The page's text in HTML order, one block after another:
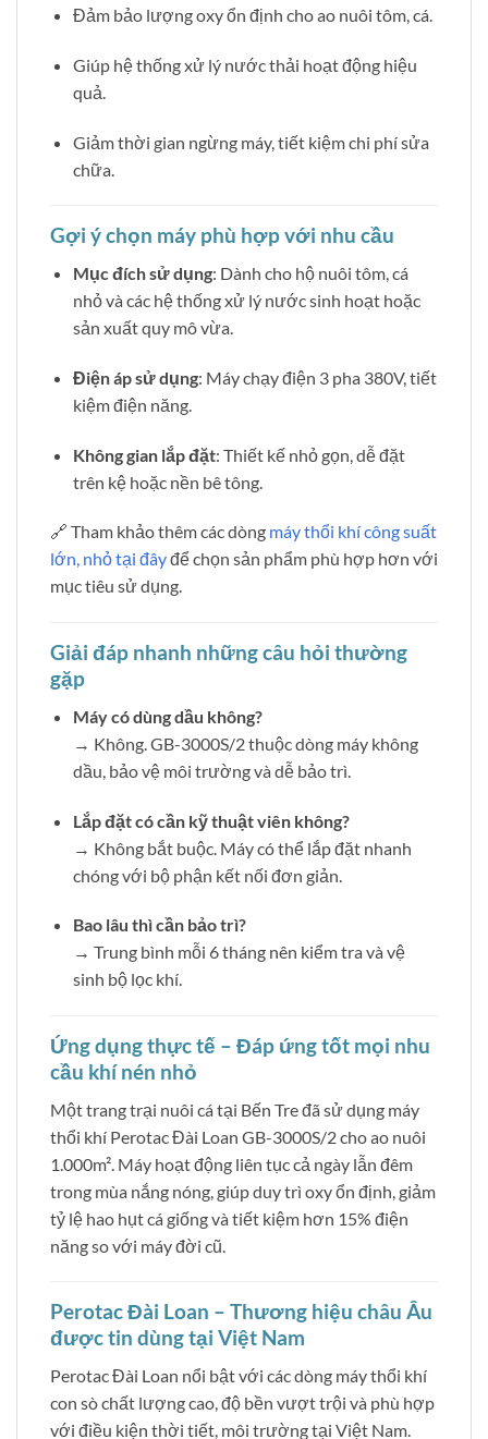
Đảm bảo lượng oxy ổn định cho ao nuôi tôm, cá.
Giúp hệ thống xử lý nước thải hoạt động hiệu
quả.
Giảm thời gian ngừng máy, tiết kiệm chi phí sửa
chữa.
Gợi ý chọn máy phù hợp với nhu cầu
Mục đích sử dụng: Dành cho hộ nuôi tôm, cá
nhỏ và các hệ thống xử lý nước sinh hoạt hoặc
sản xuất quy mô vừa.
Điện áp sử dụng: Máy chạy điện 3 pha 380V, tiết
kiệm điện năng.
Không gian lắp đặt: Thiết kế nhỏ gọn, dễ đặt
trên kệ hoặc nền bê tông.
🔗 Tham khảo thêm các dòng máy thổi khí công suất
lớn, nhỏ tại đâyđể chọn sản phẩm phù hợp hơn với
mục tiêu sử dụng.
Giải đáp nhanh những câu hỏi thường
gặp
Máy có dùng dầu không?
→ Không. GB-3000S/2 thuộc dòng máy không
dầu, bảo vệ môi trường và dễ bảo trì.
Lắp đặt có cần kỹ thuật viên không?
→ Không bắt buộc. Máy có thể lắp đặt nhanh
chóng với bộ phận kết nối đơn giản.
Bao lâu thì cần bảo trì?
→ Trung bình mỗi 6 tháng nên kiểm tra và vệ
sinh bộ lọc khí.
Ứng dụng thực tế – Đáp ứng tốt mọi nhu
cầu khí nén nhỏ
Một trang trại nuôi cá tại Bến Tre đã sử dụng máy
thổi khí Perotac Đài Loan GB-3000S/2 cho ao nuôi
1.000m². Máy hoạt động liên tục cả ngày lẫn đêm
trong mùa nắng nóng, giúp duy trì oxy ổn định, giảm
tỷ lệ hao hụt cá giống và tiết kiệm hơn 15% điện
năng so với máy đời cũ.
Perotac Đài Loan – Thương hiệu châu Âu
được tin dùng tại Việt Nam
Perotac Đài Loan nổi bật với các dòng máy thổi khí
con sò chất lượng cao, độ bền vượt trội và phù hợp
với điều kiện thời tiết, môi trường tại Việt Nam.